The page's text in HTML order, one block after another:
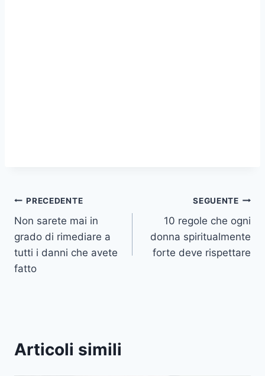
Navigazione
articoli
PRECEDENTE
Non sarete mai in
grado di rimediare a
tutti i danni che avete
fatto
SEGUENTE
10 regole che ogni
donna spiritualmente
forte deve rispettare
Articoli simili